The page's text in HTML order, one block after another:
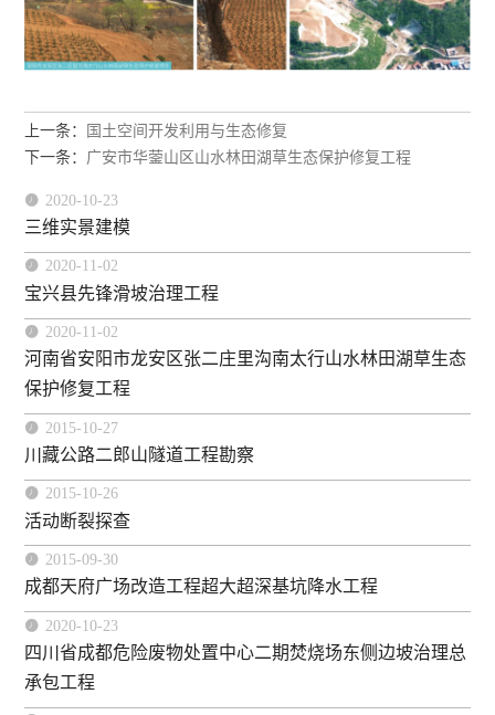
上一条：
国土空间开发利用与生态修复
下一条： 广安市华蓥山区山水林田湖草生态保护修复工程
 2020-10-23
三维实景建模
 2020-11-02
宝兴县先锋滑坡治理工程
 2020-11-02
河南省安阳市龙安区张二庄里沟南太行山水林田湖草生态
保护修复工程
 2015-10-27
川藏公路二郎山隧道工程勘察
 2015-10-26
活动断裂探查
 2015-09-30
成都天府广场改造工程超大超深基坑降水工程
 2020-10-23
四川省成都危险废物处置中心二期焚烧场东侧边坡治理总
承包工程